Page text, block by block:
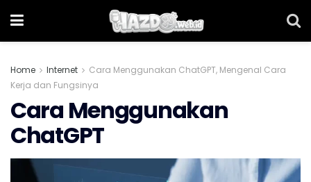
Home Internet
Cara Menggunakan ChatGPT, Mengenal Cara
Kerja dan Fungsinya
Cara Menggunakan
ChatGPT